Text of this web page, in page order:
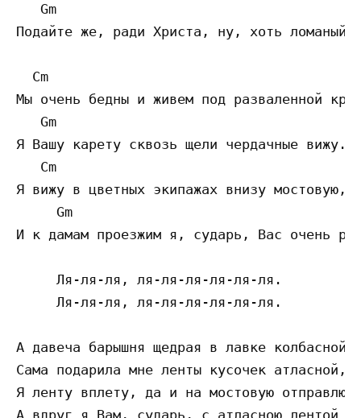
   Gm
Подайте же, ради Христа, ну, хоть ломаный
  Cm
Мы очень бедны и живем под разваленной
   Gm
Я Вашу карету сквозь щели чердачные вижу.
   Cm
Я вижу в цветных экипажах внизу мостовую,
     Gm
И к дамам проезжим я, сударь, Вас очень
     Ля-ля-ля, ля-ля-ля-ля-ля-ля.
     Ля-ля-ля, ля-ля-ля-ля-ля-ля.
А давеча барышня щедрая в лавке колбасной
Сама подарила мне ленты кусочек атласной,
Я ленту вплету, да и на мостовую